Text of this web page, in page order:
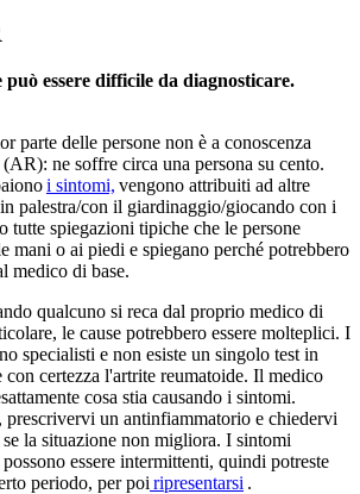
essere difficile da diagnosticare.
parte delle persone non è a conoscenza
ne soffre circa una persona su cento.
i sintomi, vengono attribuiti ad altre
palestra/con il giardinaggio/giocando con i
tutte spiegazioni tipiche che le persone
mani o ai piedi e spiegano perché potrebbero
medico di base.
qualcuno si reca dal proprio medico di
le cause potrebbero essere molteplici. I
specialisti e non esiste un singolo test in
con certezza l'artrite reumatoide. Il medico
cosa stia causando i sintomi.
prescrivervi un antinfiammatorio e chiedervi
la situazione non migliora. I sintomi
essere intermittenti, quindi potreste
periodo, per poi ripresentarsi .